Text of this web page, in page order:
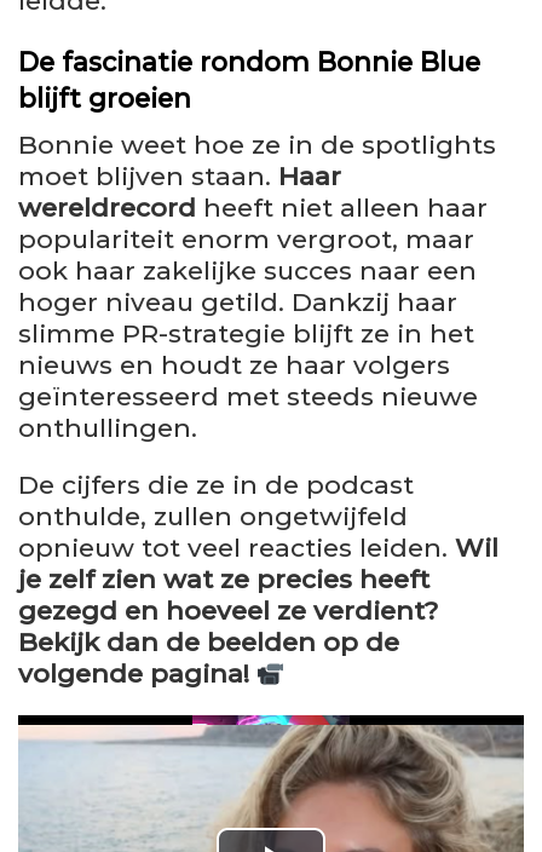
De fascinatie rondom Bonnie Blue
blijft groeien
Bonnie weet hoe ze in de spotlights
moet blijven staan. Haar
wereldrecord heeft niet alleen haar
populariteit enorm vergroot, maar
ook haar zakelijke succes naar een
hoger niveau getild. Dankzij haar
slimme PR-strategie blijft ze in het
nieuws en houdt ze haar volgers
geïnteresseerd met steeds nieuwe
onthullingen.
De cijfers die ze in de podcast
onthulde, zullen ongetwijfeld
opnieuw tot veel reacties leiden. Wil
je zelf zien wat ze precies heeft
gezegd en hoeveel ze verdient?
Bekijk dan de beelden op de
volgende pagina!